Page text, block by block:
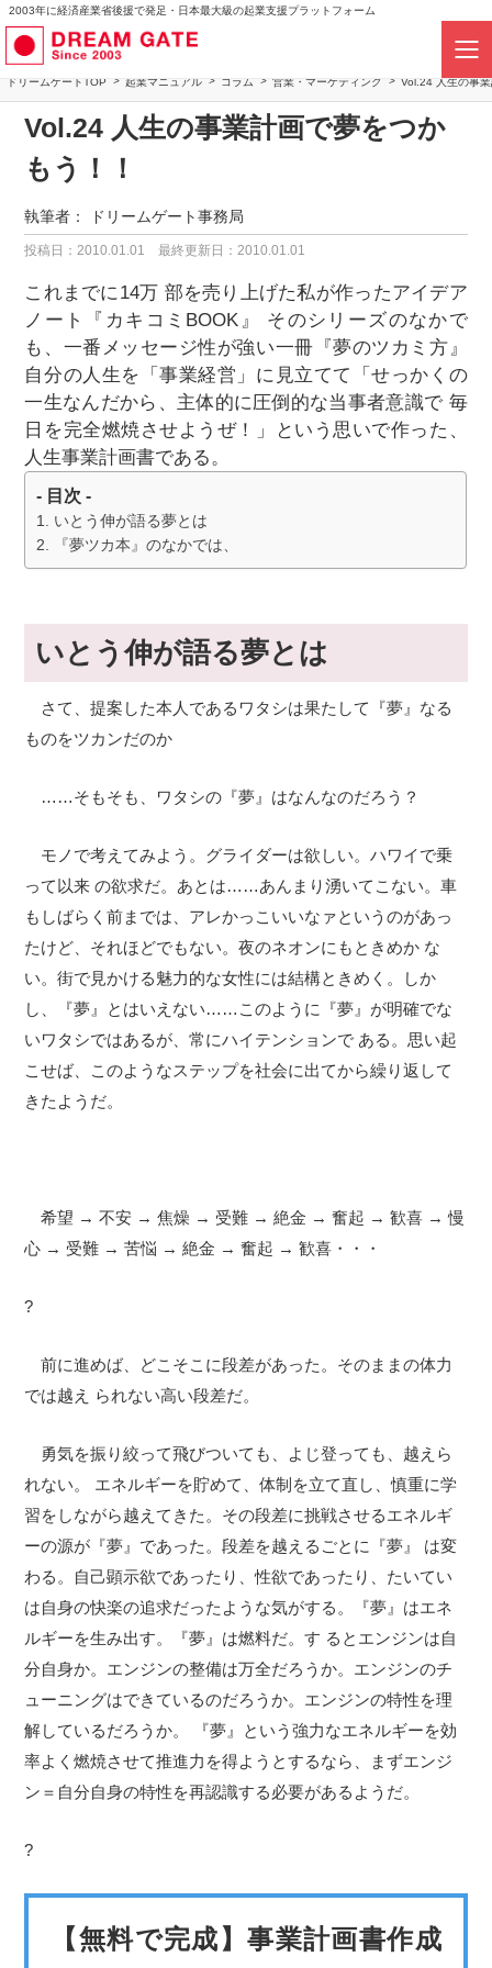
2003年に経済産業省後援で発足・日本最大級の起業支援プラットフォーム
ドリームゲートTOP 起業マニュアル コラム 営業・マーケティング Vol.24 人生の事
Vol.24 人生の事業計画で夢をつか
もう！！
執筆者： ドリームゲート事務局
投稿日：2010.01.01 最終更新日：2010.01.01
これまでに14万 部を売り上げた私が作ったアイデア
ノート『カキコミBOOK』 そのシリーズのなかで
も、一番メッセージ性が強い一冊『夢のツカミ方』
自分の人生を「事業経営」に見立てて「せっかくの
一生なんだから、主体的に圧倒的な当事者意識で 毎
日を完全燃焼させようぜ！」という思いで作った、
人生事業計画書である。
- 目次 -
いとう伸が語る夢とは
『夢ツカ本』のなかでは、
いとう伸が語る夢とは
さて、提案した本人であるワタシは果たして『夢』なる
ものをツカンだのか
……そもそも、ワタシの『夢』はなんなのだろう？
モノで考えてみよう。グライダーは欲しい。ハワイで乗
って以来 の欲求だ。あとは……あんまり湧いてこない。車
もしばらく前までは、アレかっこいいなァというのがあっ
たけど、それほどでもない。夜のネオンにもときめか な
い。街で見かける魅力的な女性には結構ときめく。しか
し、『夢』とはいえない……このように『夢』が明確でな
いワタシではあるが、常にハイテンションで ある。思い起
こせば、このようなステップを社会に出てから繰り返して
きたようだ。
希望 → 不安 → 焦燥 → 受難 → 絶金 → 奮起 → 歓喜 → 慢
心 → 受難 → 苦悩 → 絶金 → 奮起 → 歓喜・・・
?
前に進めば、どこそこに段差があった。そのままの体力
では越え られない高い段差だ。
勇気を振り絞って飛びついても、よじ登っても、越えら
れない。 エネルギーを貯めて、体制を立て直し、慎重に学
習をしながら越えてきた。その段差に挑戦させるエネルギ
ーの源が『夢』であった。段差を越えるごとに『夢』 は変
わる。自己顕示欲であったり、性欲であったり、たいてい
は自身の快楽の追求だったような気がする。『夢』はエネ
ルギーを生み出す。『夢』は燃料だ。す るとエンジンは自
分自身か。エンジンの整備は万全だろうか。エンジンのチ
ューニングはできているのだろうか。エンジンの特性を理
解しているだろうか。 『夢』という強力なエネルギーを効
率よく燃焼させて推進力を得ようとするなら、まずエンジ
ン＝自分自身の特性を再認識する必要があるようだ。
?
【無料で完成】事業計画書作成